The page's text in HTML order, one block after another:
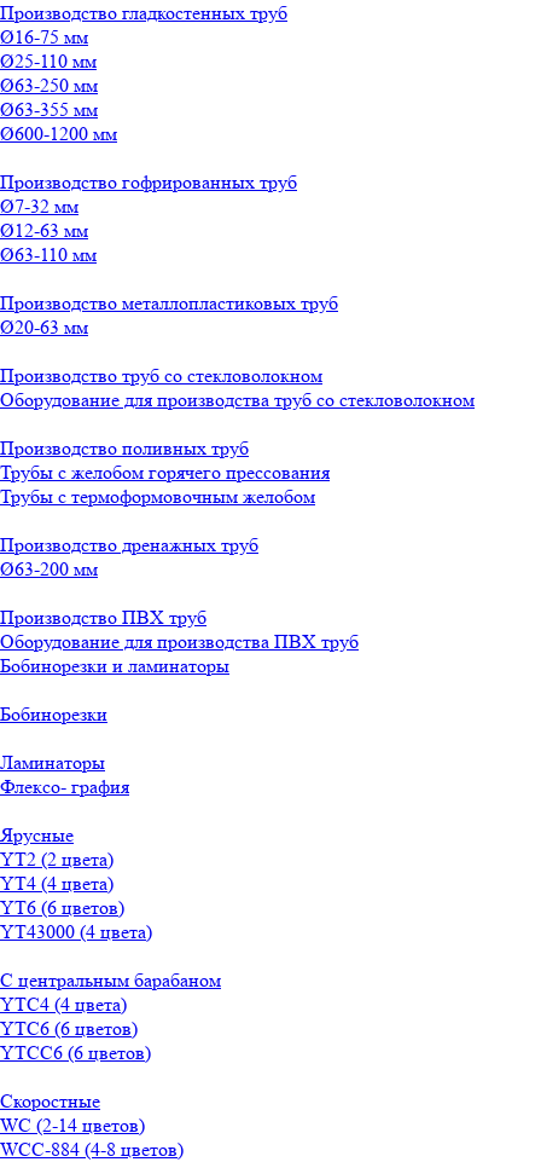
Производство гладкостенных труб
Ø16-75 мм
Ø25-110 мм
Ø63-250 мм
Ø63-355 мм
Ø600-1200 мм
Производство гофрированных труб
Ø7-32 мм
Ø12-63 мм
Ø63-110 мм
Производство металлопластиковых труб
Ø20-63 мм
Производство труб со стекловолокном
Оборудование для производства труб со стекловолокном
Производство поливных труб
Трубы с желобом горячего прессования
Трубы с термоформовочным желобом
Производство дренажных труб
Ø63-200 мм
Производство ПВХ труб
Оборудование для производства ПВХ труб
Бобинорезки и ламинаторы
Бобинорезки
Ламинаторы
Флексо- графия
Ярусные
YT2 (2 цвета)
YT4 (4 цвета)
YT6 (6 цветов)
YT43000 (4 цвета)
С центральным барабаном
YТС4 (4 цвета)
YТС6 (6 цветов)
YТСC6 (6 цветов)
Скоростные
WС (2-14 цветов)
WСС-884 (4-8 цветов)